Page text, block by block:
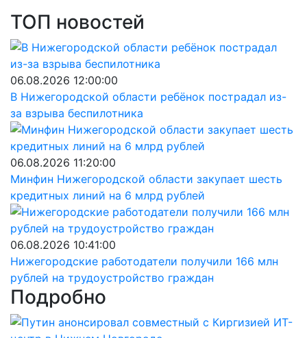
ТОП новостей
06.08.2026 12:00:00
В Нижегородской области ребёнок пострадал из-
за взрыва беспилотника
06.08.2026 11:20:00
Минфин Нижегородской области закупает шесть
кредитных линий на 6 млрд рублей
06.08.2026 10:41:00
Нижегородские работодатели получили 166 млн
рублей на трудоустройство граждан
Подробно